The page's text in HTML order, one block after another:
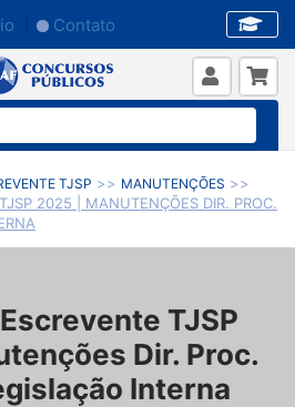
Contato
TJSP MANUTENÇÕES
2025 | MANUTENÇÕES DIR. PROC.
TJSP
Dir. Proc.
Interna